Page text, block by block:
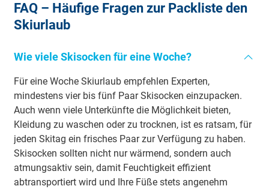
FAQ – Häufige Fragen zur Packliste den
Skiurlaub
Wie viele Skisocken für eine Woche?
Für eine Woche Skiurlaub empfehlen Experten,
mindestens vier bis fünf Paar Skisocken einzupacken.
Auch wenn viele Unterkünfte die Möglichkeit bieten,
Kleidung zu waschen oder zu trocknen, ist es ratsam, für
jeden Skitag ein frisches Paar zur Verfügung zu haben.
Skisocken sollten nicht nur wärmend, sondern auch
atmungsaktiv sein, damit Feuchtigkeit effizient
abtransportiert wird und Ihre Füße stets angenehm